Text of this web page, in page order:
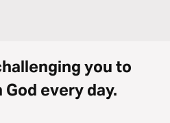
you to
every day.